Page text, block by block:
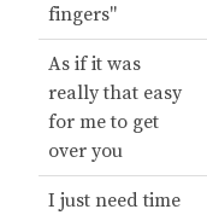
fingers"
As if it was
really that easy
for me to get
over you
I just need time